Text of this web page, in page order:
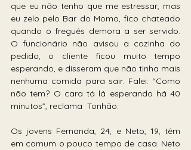
que eu não tenho que me estressar, mas
eu zelo pelo Bar do Momo, fico chateado
quando o freguês demora a ser servido.
O funcionário não avisou a cozinha do
pedido, o cliente ficou muito tempo
esperando, e disseram que não tinha mais
nenhuma comida para sair. Falei: “Como
não tem? O cara tá lá esperando há 40
minutos”, reclama  Tonhão.
Os jovens Fernanda, 24, e Neto, 19, têm
em comum o pouco tempo de casa. Neto